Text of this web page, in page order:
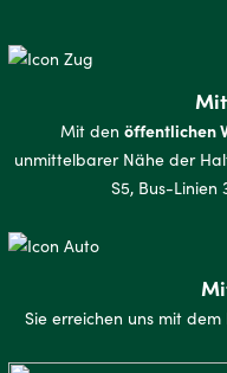
Mit den öffentlichen
unmittelbarer Nähe der
S5, Bus-Linien
Sie erreichen uns mit dem